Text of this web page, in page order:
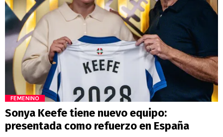
FEMENINO
Sonya Keefe tiene nuevo equipo:
presentada como refuerzo en España